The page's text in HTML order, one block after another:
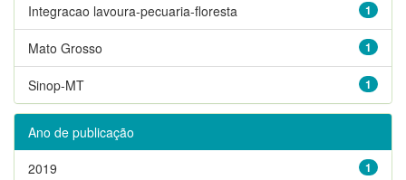
1
Integracao lavoura-pecuaria-floresta
1
Mato Grosso
1
Sinop-MT
Ano de publicação
1
2019